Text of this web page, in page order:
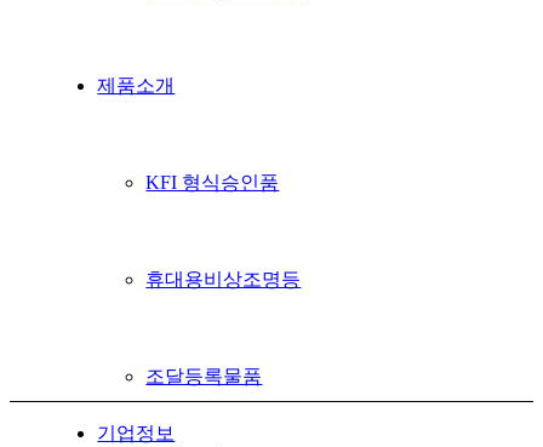
제품소개
KFI 형식승인품
휴대용비상조명등
조달등록물품
기업정보